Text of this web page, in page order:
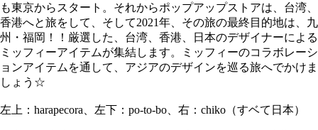
も東京からスタート。それからポップアップストアは、台湾、
香港へと旅をして、そして2021年、その旅の最終目的地は、九
州・福岡！！厳選した、台湾、香港、日本のデザイナーによる
ミッフィーアイテムが集結します。ミッフィーのコラボレーシ
ョンアイテムを通して、アジアのデザインを巡る旅へでかけま
しょう☆
左上：harapecora、左下：po-to-bo、右：chiko（すベて日本）